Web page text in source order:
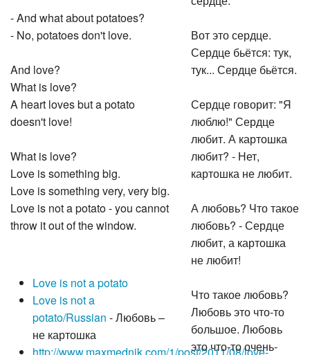
- And what about potatoes?
- No, potatoes don't love.
And love?
What is love?
A heart loves but a potato
doesn't love!
What is love?
Love is something big.
Love is something very, very big.
Love is not a potato - you cannot
throw it out of the window.
Love is not a potato
Love is not a
potato/Russian - Любовь –
не картошка
http://www.maxmednik.com/1/post/2011/08/love-
Вот это сердце.
Сердце бьётся: тук,
тук... Сердце бьётся.
Сердце говорит: "Я
люблю!" Сердце
любит. А картошка
любит? - Нет,
картошка не любит.
А любовь? Что такое
любовь? - Сердце
любит, а картошка
не любит!
Что такое любовь?
Любовь это что-то
большое. Любовь
это что-то очень-